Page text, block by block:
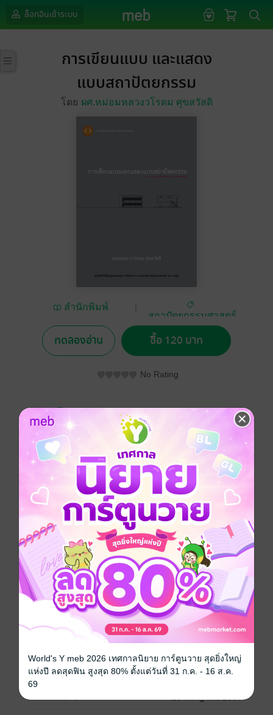
ล็อกอินเข้าระบบ
การเขียนแบบ และแสดง
แบบสถาปัตยกรรม
โดย ผศ.หม่อมหลวงวโรดม ศุขสวัสดิ
สำนักพิมพ์
ธรรมศาสตร์
สถาปัตยกรรมศาสตร์
ทดลองอ่าน ซื้อ 120 บาท
No Rating
อยากได้ ซื้อเป็นของขวัญ ติดตาม แชร์
ตำราเล่มนี้แต่งขึ้นเพื่อใช้ประกอบการเรียนการสอนใน
รายวิชา สถ.101 การเขียนแบบและแสดงแบบ
สถาปัตยกรรม (AR101 Architectural Graphics and
Presentation) ซึ่งอยู่ในกลุ่มของวิชาศึกษาทั่วไป เปิดสอน
สำหรับนักศึกษาสาขาสถาปัตยกรรม คณะ
สถาปัตยกรรมศาสตร์และการผังเมือง มหาวิทยาลัย
ธรรมศาสตร์ มีจุดมุ่งหมายที่จะลดความซ้ำซ้อนในการใช้
เนื้อหาจากหนังสือหลายๆ เล่มที่สอน และขายกันในตลาด
ซึ่งจะอธิบายในประเด็นที่เป็นพื้นฐานของการศึกษาเรื่อง
การนำเสนอแบบทางสถาปัตยกรรม และยังเหมาะสมใน
เรื่องของช่วงเวลาที่ใช้ในการเรียนการสอน
ประเภทไฟล์ pdf
World's Y meb 2026 เทศกาลนิยาย การ์ตูนวาย สุดยิ่งใหญ่
แห่งปี ลดสุดฟิน สูงสุด 80% ตั้งแต่วันที่ 31 ก.ค. - 16 ส.ค.
69